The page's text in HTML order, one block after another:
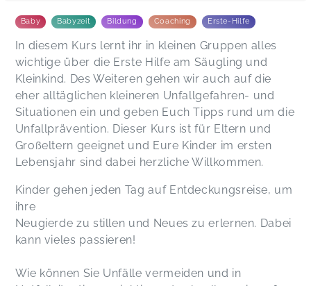
Baby Babyzeit Bildung Coaching Erste-Hilfe
In diesem Kurs lernt ihr in kleinen Gruppen alles
wichtige über die Erste Hilfe am Säugling und
Kleinkind. Des Weiteren gehen wir auch auf die
eher alltäglichen kleineren Unfallgefahren- und
Situationen ein und geben Euch Tipps rund um die
Unfallprävention. Dieser Kurs ist für Eltern und
Großeltern geeignet und Eure Kinder im ersten
Lebensjahr sind dabei herzliche Willkommen.
Kinder gehen jeden Tag auf Entdeckungsreise, um
ihre
Neugierde zu stillen und Neues zu erlernen. Dabei
kann vieles passieren!
Wie können Sie Unfälle vermeiden und in